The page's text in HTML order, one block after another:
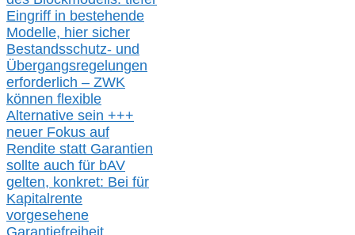
Eingriff in bestehende
Modelle, hier sicher
Bestandsschutz- und
Übergangsregelungen
erforderlich – ZWK
können flexible
Alternative sein +++
neuer Fokus auf
Rendite statt Garantien
sollte auch für bAV
gelten, konkret: Bei für
Kapitalrente
vorgesehene